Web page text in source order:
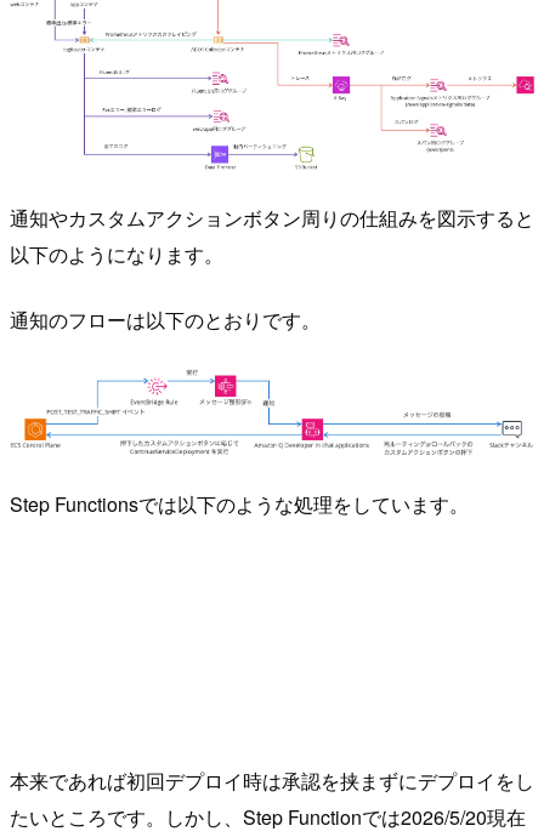
通知やカスタムアクションボタン周りの仕組みを図示すると
以下のようになります。
通知のフローは以下のとおりです。
Step Functionsでは以下のような処理をしています。
本来であれば初回デプロイ時は承認を挟まずにデプロイをし
たいところです。しかし、Step Functionでは2026/5/20現在